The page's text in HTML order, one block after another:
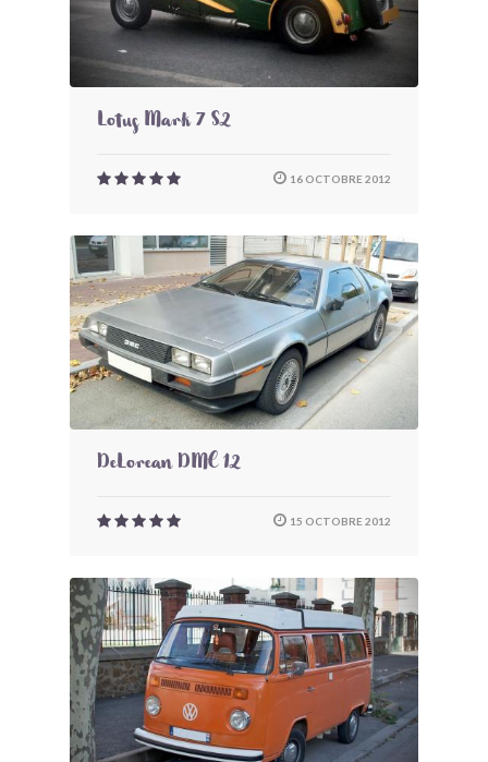
Lotus Mark 7 S2
16 OCTOBRE 2012
DeLorean DMC 12
15 OCTOBRE 2012